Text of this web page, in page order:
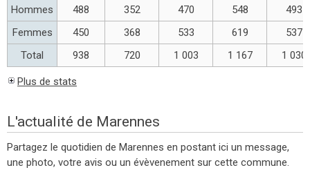
Hommes
488 352 470 548
493
Femmes
450 368 533 619
537
Total
938 720 1 003 1 167 1 030
Plus de stats
L'actualité de Marennes
Partagez le quotidien de Marennes en postant ici un message,
une photo, votre avis ou un évèvenement sur cette commune.